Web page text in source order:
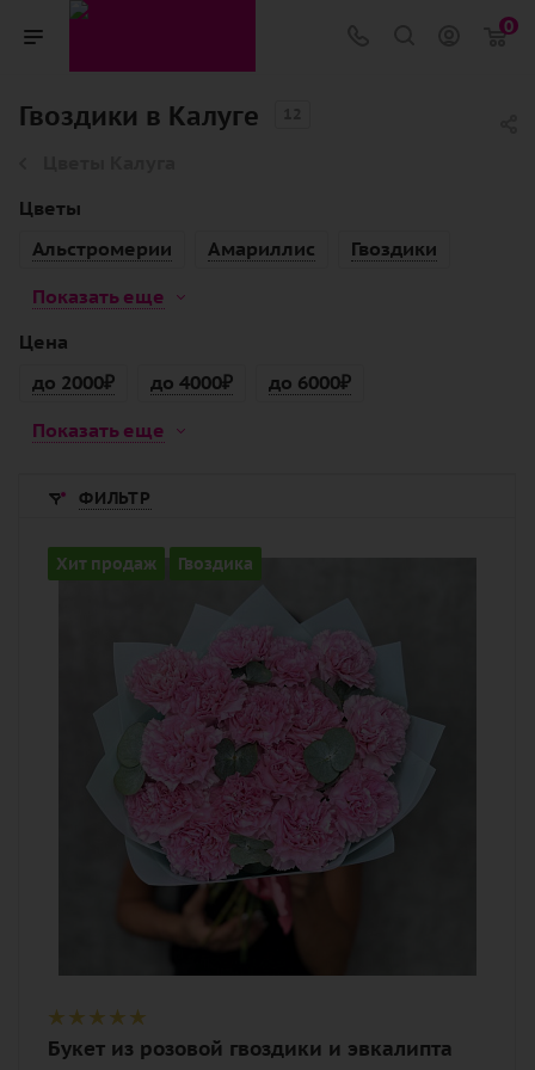
0
Гвоздики в Калуге
Цветы
Альстромерии
Амариллис
Гвоздики
Показать еще
Цена
до 2000₽
до 4000₽
до 6000₽
Показать еще
ФИЛЬТР
Хит продаж Гвоздика
Количество
15
гвоздика (диантус), эвкалипт, лента,
дизайнерская упаковка
Букет из розовой гвоздики и эвкалипта